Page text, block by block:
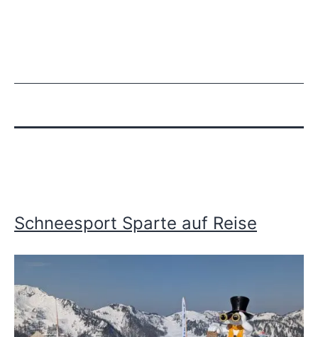
Schneesport Sparte auf Reise